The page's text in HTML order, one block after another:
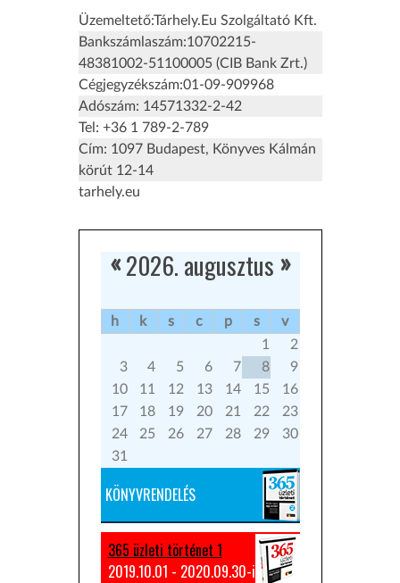
Üzemeltető:Tárhely.Eu Szolgáltató Kft.
Bankszámlaszám:10702215-
48381002-51100005 (CIB Bank Zrt.)
Cégjegyzékszám:01-09-909968
Adószám: 14571332-2-42
Tel: +36 1 789-2-789
Cím: 1097 Budapest, Könyves Kálmán
körút 12-14
tarhely.eu
2026. augusztus
« »
h k s c p s
v
1
2
3
4 5 6 7 8
9
10
11 12 13 14 15
16
17
18 19 20 21 22
23
24
25 26 27 28 29
30
31
KÖNYVRENDELÉS
365 üzleti történet 1
2019.10.01 - 2020.09.30-ig